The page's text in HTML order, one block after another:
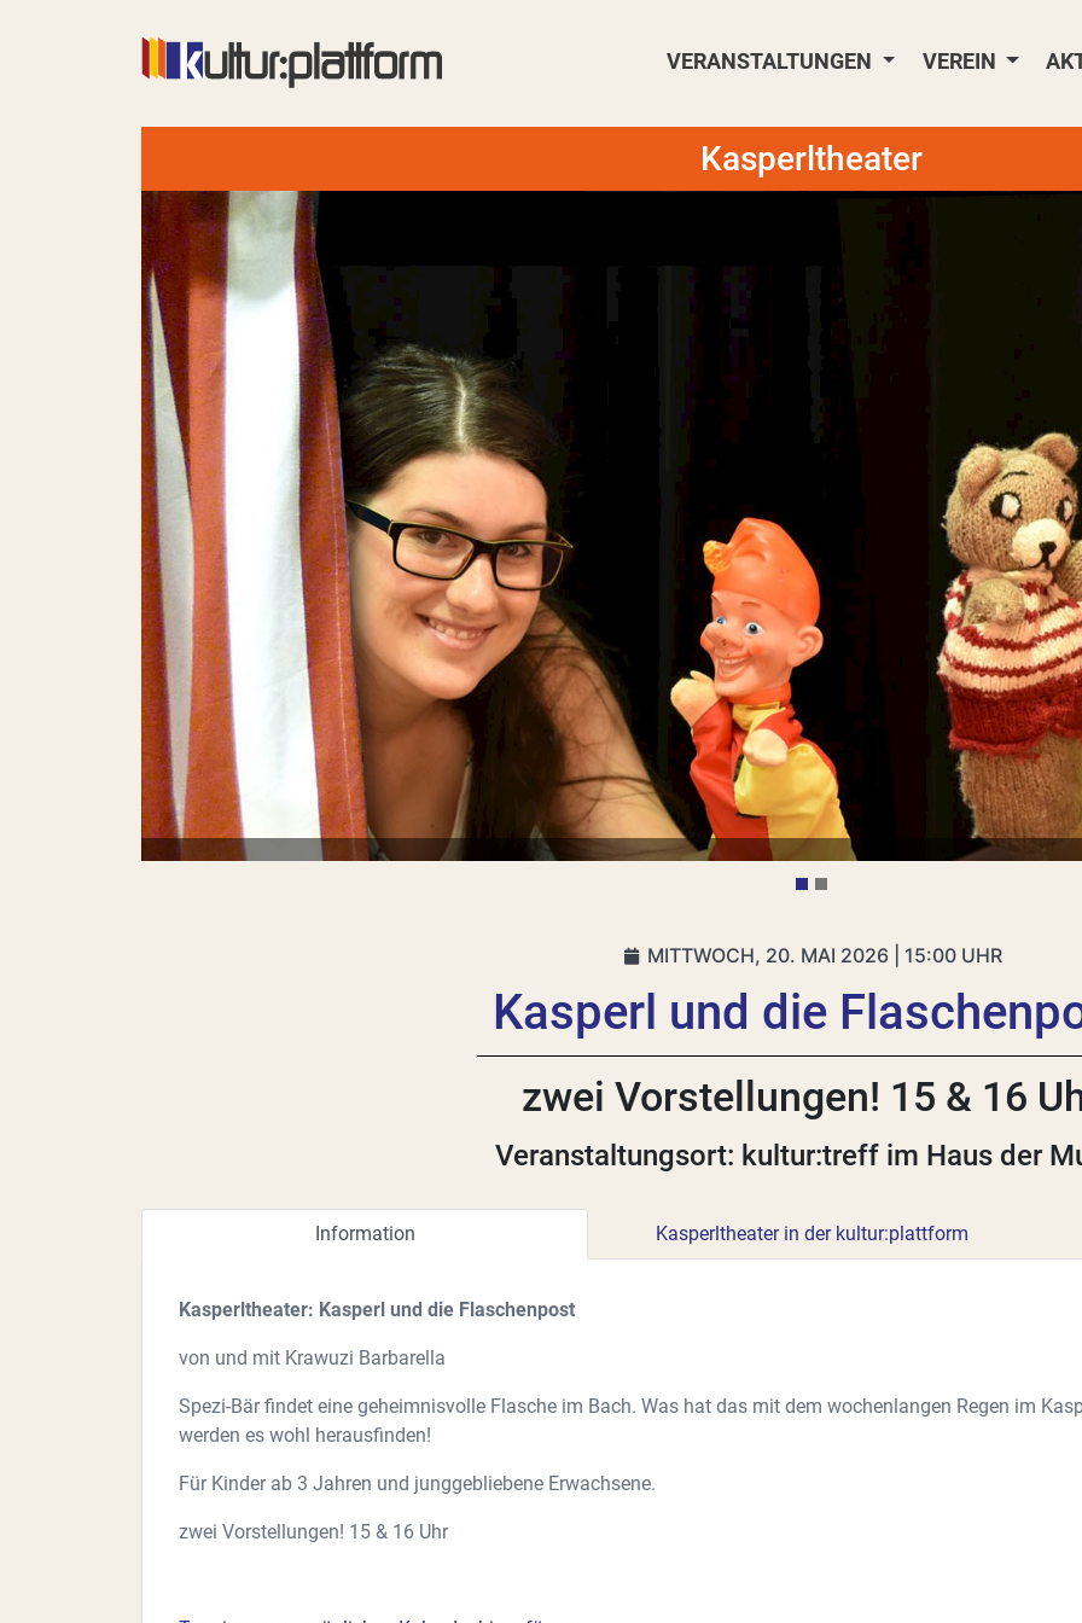
VERANSTALTUNGEN VEREIN
Kasperltheater
© Friedl Göschel
Vorheriges
MITTWOCH, 20. MAI 2026 | 15:00 UHR
Kasperl und die
zwei Vorstellungen! 15 & 16
Veranstaltungsort: kultur:treff im Haus der
Information Kasperltheater in der kultur:plattform
Kasperltheater: Kasperl und die Flaschenpost
von und mit Krawuzi Barbarella
Spezi-Bär findet eine geheimnisvolle Flasche im Bach. Was hat das mit dem wochenlangen Regen im
werden es wohl herausfinden!
Für Kinder ab 3 Jahren und junggebliebene Erwachsene.
zwei Vorstellungen! 15 & 16 Uhr